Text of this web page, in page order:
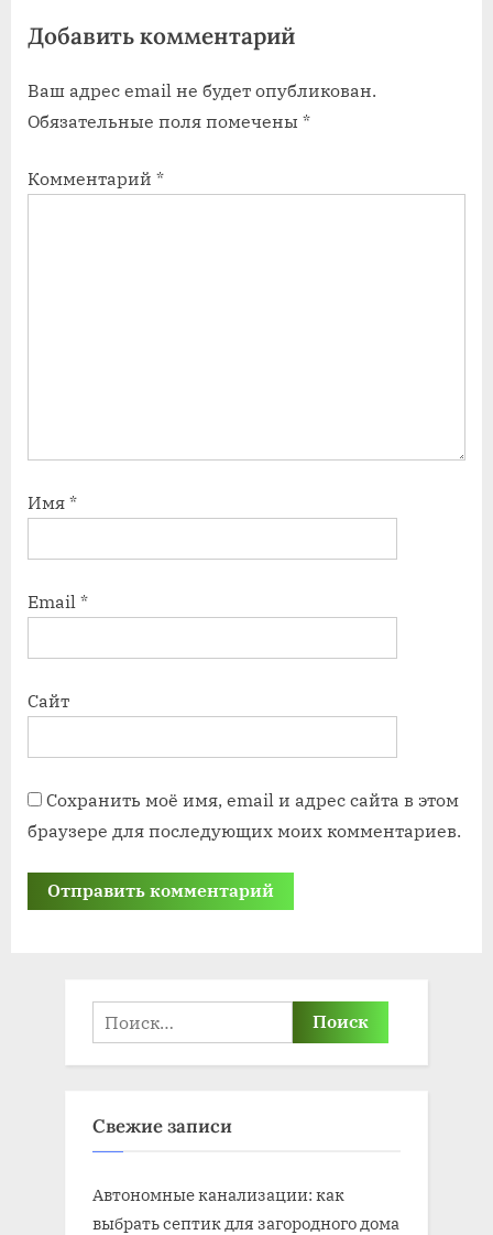
з
п
и
ь
з
п
и
Добавить комментарий
Ваш адрес email не будет опубликован.
Обязательные поля помечены *
Комментарий *
Имя *
Email *
Сайт
Сохранить моё имя, email и адрес сайта в этом
браузере для последующих моих комментариев.
Найти:
Свежие записи
Автономные канализации: как
выбрать септик для загородного дома